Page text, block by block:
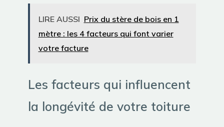
LIRE AUSSI Prix du stère de bois en 1
mètre : les 4 facteurs qui font varier
votre facture
Les facteurs qui influencent
la longévité de votre toiture